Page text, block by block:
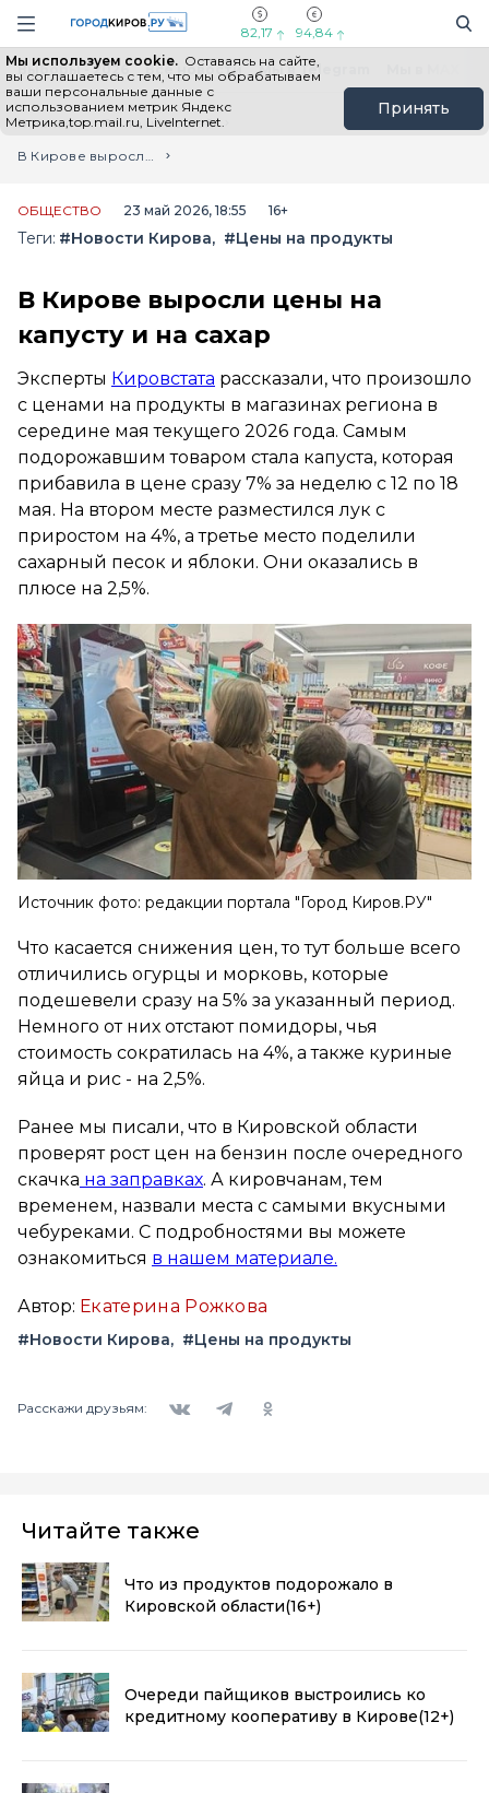
Навигация сайта
82,17 94,84
Мы используем cookie. Оставаясь на сайте,
вы соглашаетесь с тем, что мы обрабатываем
ваши персональные данные с
использованием метрик Яндекс
Метрика,top.mail.ru, LiveInternet.
Принять
Выборы - 2026 Все новости Мы в Telegram
Главная
Лента новостей
В Кирове выросли цены на капусту и на сахар
ОБЩЕСТВО 23 май 2026, 18:55 16+
Теги: #Новости Кирова #Цены на продукты
В Кирове выросли цены на
капусту и на сахар
Эксперты Кировстата рассказали, что произошло
с ценами на продукты в магазинах региона в
середине мая текущего 2026 года. Самым
подорожавшим товаром стала капуста, которая
прибавила в цене сразу 7% за неделю с 12 по 18
мая. На втором месте разместился лук с
приростом на 4%, а третье место поделили
сахарный песок и яблоки. Они оказались в
плюсе на 2,5%.
Источник фото: редакции портала "Город Киров.РУ"
Что касается снижения цен, то тут больше всего
отличились огурцы и морковь, которые
подешевели сразу на 5% за указанный период.
Немного от них отстают помидоры, чья
стоимость сократилась на 4%, а также куриные
яйца и рис - на 2,5%.
Ранее мы писали, что в Кировской области
проверят рост цен на бензин после очередного
скачка на заправках. А кировчанам, тем
временем, назвали места с самыми вкусными
чебуреками. С подробностями вы можете
ознакомиться в нашем материале.
Автор: Екатерина Рожкова
#Новости Кирова #Цены на продукты
Расскажи друзьям:
Читайте также
Что из продуктов подорожало в
Кировской области(16+)
Очереди пайщиков выстроились ко
кредитному кооперативу в Кирове(12+)